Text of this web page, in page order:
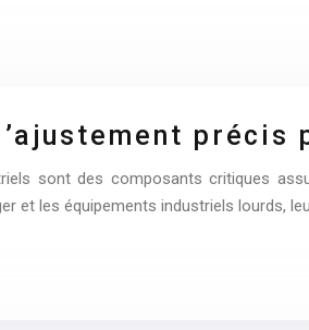
sont des composants critiques
et les équipements industriels lourds,